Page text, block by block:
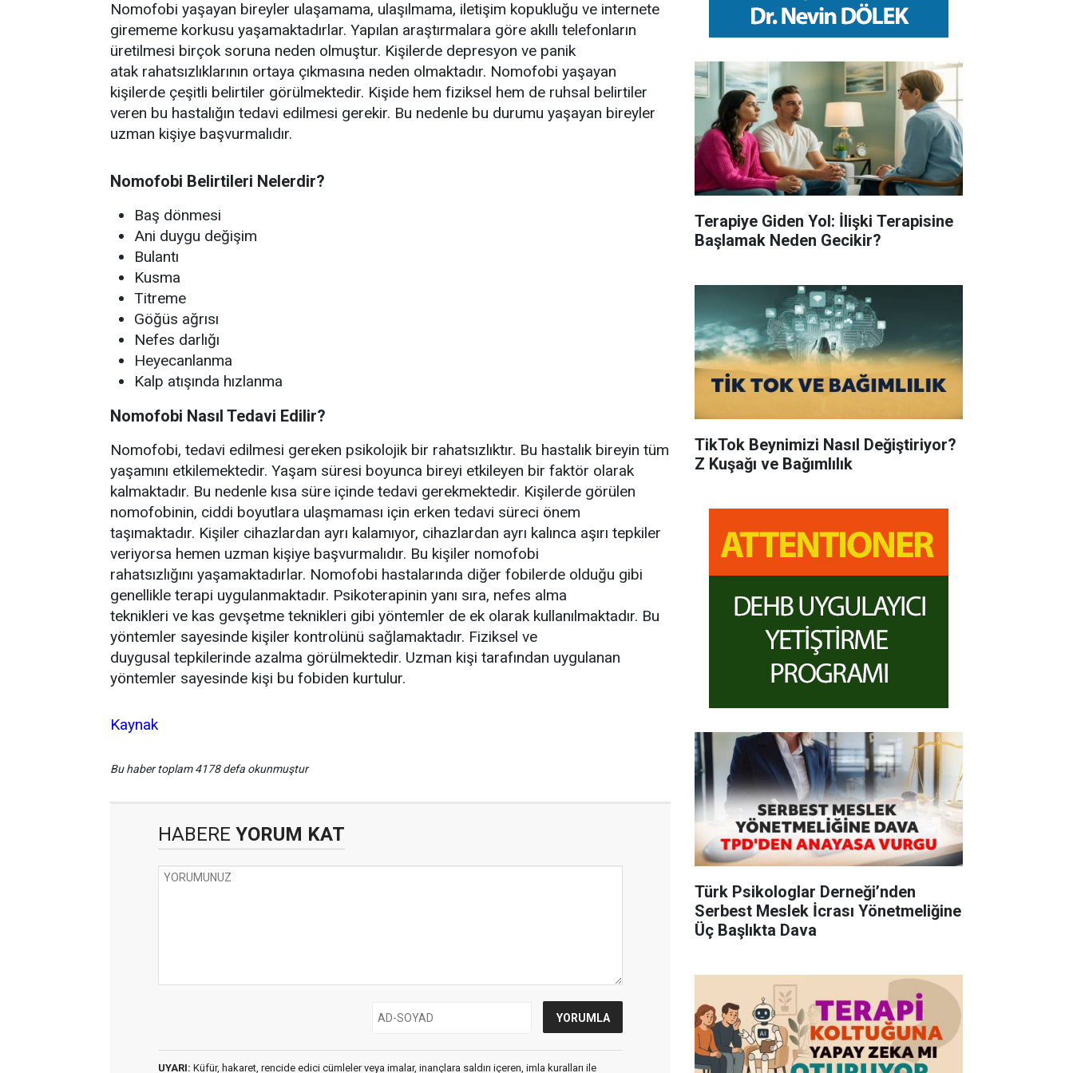
Nomofobi yaşayan bireyler ulaşamama, ulaşılmama, iletişim kopukluğu ve internete
girememe korkusu yaşamaktadırlar. Yapılan araştırmalara göre akıllı telefonların
üretilmesi birçok soruna neden olmuştur. Kişilerde depresyon ve panik
atak rahatsızlıklarının ortaya çıkmasına neden olmaktadır. Nomofobi yaşayan
kişilerde çeşitli belirtiler görülmektedir. Kişide hem fiziksel hem de ruhsal belirtiler
veren bu hastalığın tedavi edilmesi gerekir. Bu nedenle bu durumu yaşayan bireyler
uzman kişiye başvurmalıdır.
Nomofobi Belirtileri Nelerdir?
Baş dönmesi
Ani duygu değişim
Bulantı
Kusma
Titreme
Göğüs ağrısı
Nefes darlığı
Heyecanlanma
Kalp atışında hızlanma
Nomofobi Nasıl Tedavi Edilir?
Nomofobi, tedavi edilmesi gereken psikolojik bir rahatsızlıktır. Bu hastalık bireyin tüm
yaşamını etkilemektedir. Yaşam süresi boyunca bireyi etkileyen bir faktör olarak
kalmaktadır. Bu nedenle kısa süre içinde tedavi gerekmektedir. Kişilerde görülen
nomofobinin, ciddi boyutlara ulaşmaması için erken tedavi süreci önem
taşımaktadır. Kişiler cihazlardan ayrı kalamıyor, cihazlardan ayrı kalınca aşırı tepkiler
veriyorsa hemen uzman kişiye başvurmalıdır. Bu kişiler nomofobi
rahatsızlığını yaşamaktadırlar. Nomofobi hastalarında diğer fobilerde olduğu gibi
genellikle terapi uygulanmaktadır. Psikoterapinin yanı sıra, nefes alma
teknikleri ve kas gevşetme teknikleri gibi yöntemler de ek olarak kullanılmaktadır. Bu
yöntemler sayesinde kişiler kontrolünü sağlamaktadır. Fiziksel ve
duygusal tepkilerinde azalma görülmektedir. Uzman kişi tarafından uygulanan
yöntemler sayesinde kişi bu fobiden kurtulur.
Kaynak
Bu haber toplam 4178 defa okunmuştur
HABERE YORUM KAT
UYARI: Küfür, hakaret, rencide edici cümleler veya imalar, inançlara saldırı içeren, imla kuralları ile
Terapiye Giden Yol: İlişki Terapisine
Başlamak Neden Gecikir?
TikTok Beynimizi Nasıl Değiştiriyor?
Z Kuşağı ve Bağımlılık
Türk Psikologlar Derneği’nden
Serbest Meslek İcrası Yönetmeliğine
Üç Başlıkta Dava